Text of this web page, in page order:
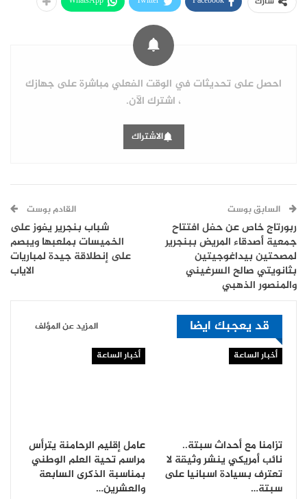
احصل على تحديثات في الوقت الفعلي مباشرة على جهازك
، اشترك الآن.
الاشتراك
السابق بوست
ربورتاج خاص عن حفل افتتاح
جمعية أصدقاء المريض ببنجرير
لمصحتين بيداغوجيتين
بثانويتي صالح السرغيني
والمنصور الذهبي
القادم بوست
شباب بنجرير يفوز على
الخميسات بملعبها ويبصم
على إنطلاقة جيدة لمباريات
الاياب
قد يعجبك ايضا المزيد عن المؤلف
أخبار الساعة
تزامنا مع أحداث سبتة..
نائب أمريكي ينشر وثيقة لا
تعترف بسيادة اسبانيا على
سبتة…
أخبار الساعة
عامل إقليم الرحامنة يترأس
مراسم تحية العلم الوطني
بمناسبة الذكرى السابعة
والعشرين…